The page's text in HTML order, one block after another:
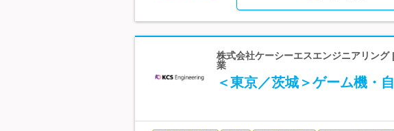
株式会社ケーシーエスエンジニアリン
業
＜東京／茨城＞ゲーム機・